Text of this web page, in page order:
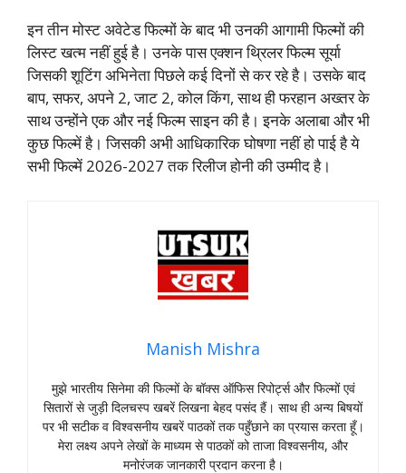
इन तीन मोस्ट अवेटेड फिल्मों के बाद भी उनकी आगामी फिल्मों की
लिस्ट खत्म नहीं हुई है। उनके पास एक्शन थ्रिलर फिल्म सूर्या
जिसकी शूटिंग अभिनेता पिछले कई दिनों से कर रहे है। उसके बाद
बाप, सफर, अपने 2, जाट 2, कोल किंग, साथ ही फरहान अख्तर के
साथ उन्होंने एक और नई फिल्म साइन की है। इनके अलाबा और भी
कुछ फिल्में है। जिसकी अभी आधिकारिक घोषणा नहीं हो पाई है ये
सभी फिल्में 2026-2027 तक रिलीज होनी की उम्मीद है।
Manish Mishra
मुझे भारतीय सिनेमा की फिल्मों के बॉक्स ऑफिस रिपोर्ट्स और फिल्मों एवं
सितारों से जुड़ी दिलचस्प खबरें लिखना बेहद पसंद हैं। साथ ही अन्य बिषयों
पर भी सटीक व विश्वसनीय खबरें पाठकों तक पहुँछाने का प्रयास करता हूँ।
मेरा लक्ष्य अपने लेखों के माध्यम से पाठकों को ताजा विश्वसनीय, और
मनोरंजक जानकारी प्रदान करना है।